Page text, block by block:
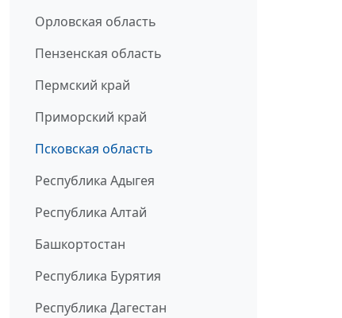
Орловская область
Пензенская область
Пермский край
Приморский край
Псковская область
Республика Адыгея
Республика Алтай
Башкортостан
Республика Бурятия
Республика Дагестан